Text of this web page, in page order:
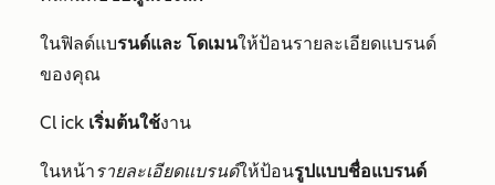
ในฟิลด์แบรนด์และ โดเมนให้ป้อนรายละเอียดแบรนด์
ของคุณ
Cl ick เริ่มต้นใช้งาน
ในหน้ารายละเอียดแบรนด์ให้ป้อนรูปแบบชื่อแบรนด์